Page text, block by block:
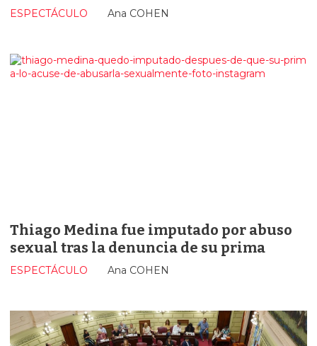
Ana COHEN
ESPECTÁCULO
Thiago Medina fue imputado por abuso
sexual tras la denuncia de su prima
Ana COHEN
ESPECTÁCULO